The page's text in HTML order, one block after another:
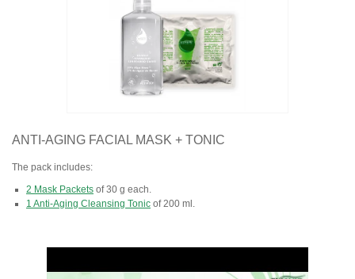
ANTI-AGING FACIAL MASK + TONIC
The pack includes:
2 Mask Packets of 30 g each.
1 Anti-Aging Cleansing Tonic of 200 ml.